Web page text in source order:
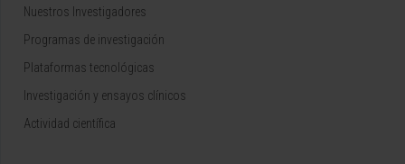
Nuestros Investigadores
Programas de investigación
Plataformas tecnológicas
Investigación y ensayos clínicos
Actividad científica